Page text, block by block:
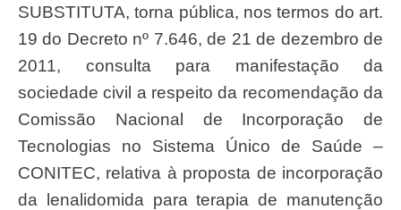
SUBSTITUTA, torna pública, nos termos do art.
19 do Decreto nº 7.646, de 21 de dezembro de
2011, consulta para manifestação da
sociedade civil a respeito da recomendação da
Comissão Nacional de Incorporação de
Tecnologias no Sistema Único de Saúde –
CONITEC, relativa à proposta de incorporação
da lenalidomida para terapia de manutenção